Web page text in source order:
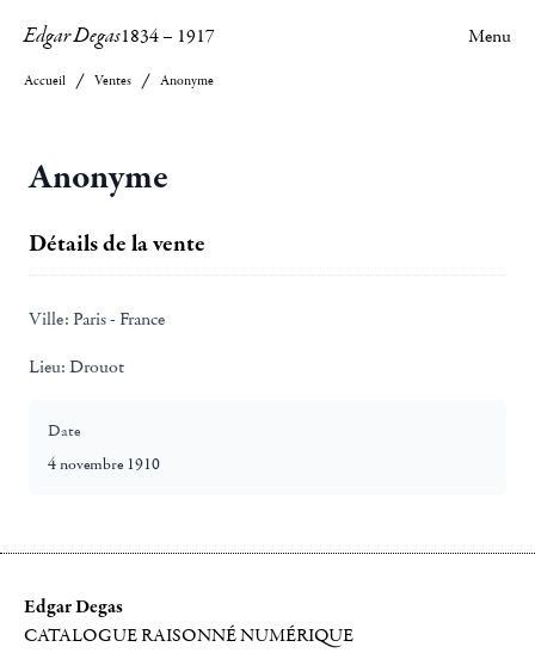
Edgar Degas1834– 1917 Menu
Accueil Ventes Anonyme
Anonyme
Détails de la vente
Ville: Paris - France
Lieu: Drouot
Date
4 novembre 1910
Edgar Degas
CATALOGUE RAISONNÉ NUMÉRIQUE